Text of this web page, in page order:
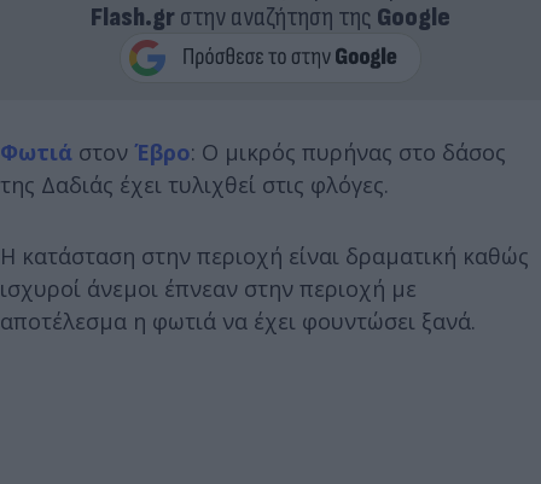
Flash.grστην αναζήτηση της Google
Φωτιά στον Έβρο: Ο μικρός πυρήνας στο δάσος
της Δαδιάς έχει τυλιχθεί στις φλόγες.
Η κατάσταση στην περιοχή είναι δραματική καθώς
ισχυροί άνεμοι έπνεαν στην περιοχή με
αποτέλεσμα η φωτιά να έχει φουντώσει ξανά.